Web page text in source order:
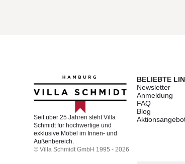
einfachste Handhabung bei
Das robuste Schirmgestänge
Verteilerscheiben mit
Verteilerscheibe fest mit dem
Windkanalgetestet
Bei Tests im Windkanal konnten
So konnten selbst
Seit über 25 Jahren steht Villa
Schmidt für hochwertige und
exklusive Möbel im Innen- und
Außenbereich.
© Villa Schmidt GmbH 1995 - 2026
BELIEBTE
Newsletter
Anmeldung
FAQ
Blog